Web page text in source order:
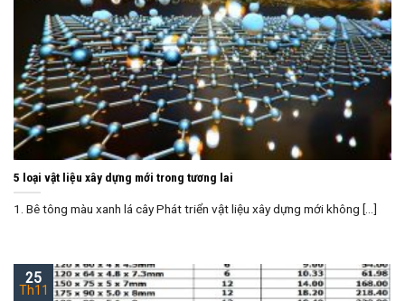
5 loại vật liệu xây dựng mới trong tương lai
1. Bê tông màu xanh lá cây Phát triển vật liệu xây dựng mới không [...]
25
Th11